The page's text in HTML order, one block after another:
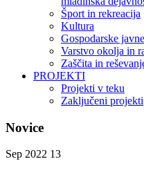
Šport in rekreacija
Kultura
Gospodarske
Varstvo okolja in
Zaščita in
PROJEKTI
Projekti v teku
Zaključeni projekti
Novice
Sep 2022 13